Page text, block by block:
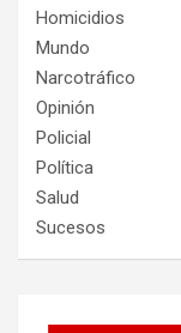
Homicidios
Mundo
Narcotráfico
Opinión
Policial
Política
Salud
Sucesos